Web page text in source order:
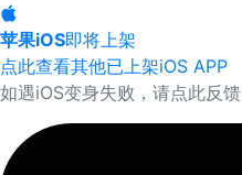
苹果iOS即将上架
点此查看其他已上架iOS APP
如遇iOS变身失败，请点此反馈